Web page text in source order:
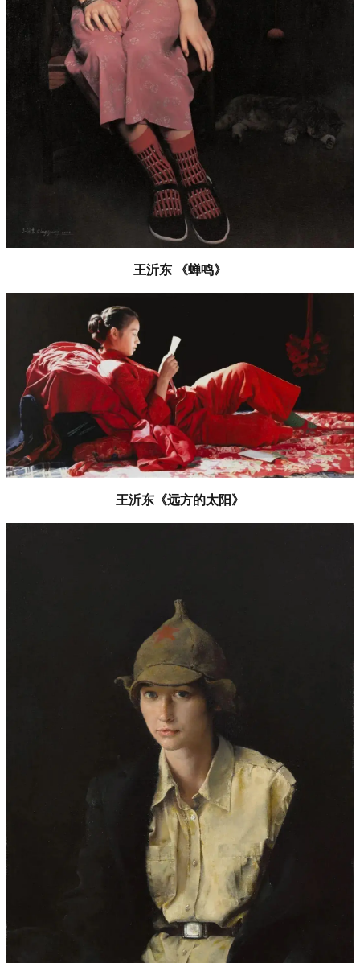
王沂东 《蝉鸣》
王沂东《远方的太阳》